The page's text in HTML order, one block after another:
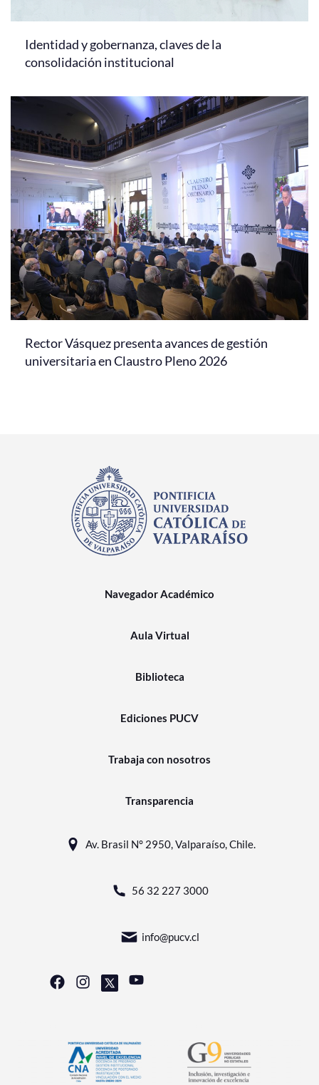
Identidad y gobernanza, claves de la
consolidación institucional
Rector Vásquez presenta avances de gestión
universitaria en Claustro Pleno 2026
Navegador Académico
Aula Virtual
Biblioteca
Ediciones PUCV
Trabaja con nosotros
Transparencia
Av. Brasil N° 2950, Valparaíso, Chile.
56 32 227 3000
info@pucv.cl